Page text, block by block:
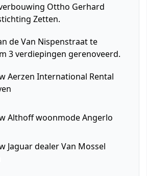
Ottho Gerhard
Zetten.
de Van Nispenstraat te
3 verdiepingen gerenoveerd.
Aerzen International Rental
Althoff woonmode Angerlo
Jaguar dealer Van Mossel